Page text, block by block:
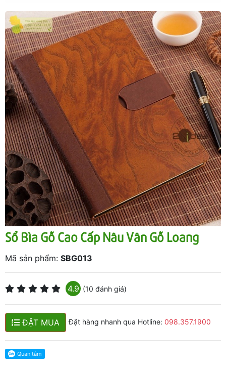
Sổ Bìa Gỗ Cao Cấp Nâu Vân Gỗ Loang
Mã sản phẩm: SBG013
4.9 (10 đánh giá)
ĐẶT MUA Đặt hàng nhanh qua Hotline: 098.357.1900